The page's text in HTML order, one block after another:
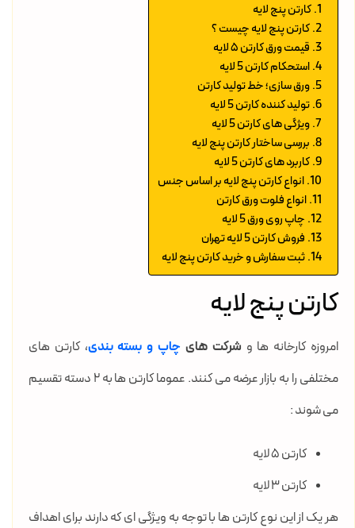
کارتن پنج لایه
کارتن پنج لایه چیست ؟
قیمت ورق کارتن ۵ لایه
استحکام کارتن 5 لایه
ورق سازی؛ خط تولید کارتن
تولید کننده کارتن 5 لایه
ویژگی های کارتن 5 لایه
بررسی ساختار کارتن پنج لایه
کاربرد های کارتن 5 لایه
انواع کارتن پنج لایه بر اساس جنس
انواع فلوت ورق کارتن
چاپ روی ورق 5 لایه
فروش کارتن 5 لایه تهران
ثبت سفارش و خرید کارتن پنج لایه
کارتن پنج لایه
امروزه کارخانه ها و شرکت های چاپ و بسته بندی، کارتن های
مختلفی را به بازار عرضه می کنند. عموما کارتن ها به 2 دسته تقسیم
می شوند :
کارتن 5 لایه
کارتن 3 لایه
هر یک از این نوع کارتن ها با توجه به ویژگی ای که دارند برای اهداف